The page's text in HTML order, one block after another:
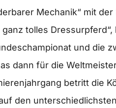
Mechanik“ mit
tolles
und die
dann für die
betritt die
den